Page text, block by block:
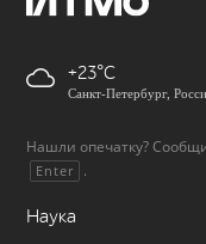
+23
Санкт-Петербург,
Нашли опечатку?
Enter .
Наука